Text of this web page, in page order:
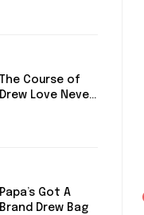
The Course of
Drew Love Never
Papa’s Got A
Brand Drew Bag